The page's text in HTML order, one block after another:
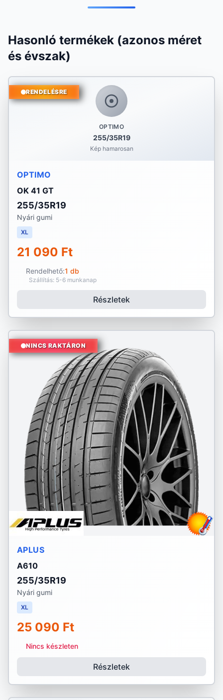
Hasonló termékek (azonos méret
és évszak)
OPTIMO
255/35R19
Kép hamarosan
RENDELÉSRE
OPTIMO
OK 41 GT
255/35R19
Nyári gumi
XL
21 090 Ft
Rendelhető:1 db
Szállítás: 5-6 munkanap
Részletek
NINCS RAKTÁRON
APLUS
A610
255/35R19
Nyári gumi
XL
25 090 Ft
Nincs készleten
Részletek